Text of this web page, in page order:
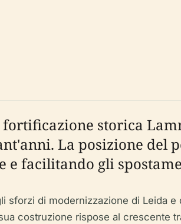
storica
La posizione del
e facilitando gli
sforzi di modernizzazione di Leida
costruzione rispose al crescente